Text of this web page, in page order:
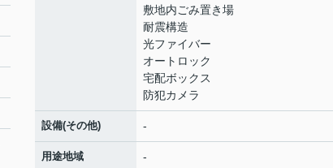
敷地内ごみ置き場
耐震構造
光ファイバー
オートロック
宅配ボックス
防犯カメラ
設備(その他) -
用途地域 -